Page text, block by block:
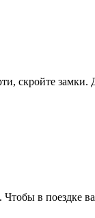
скройте замки.
в поездке